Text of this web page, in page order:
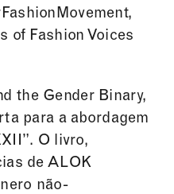
of Fashion Voices
the Gender Binary,
para a abordagem
O livro,
de ALOK
não-